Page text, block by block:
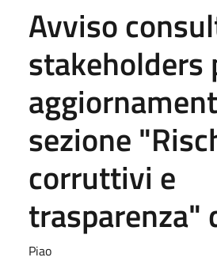
Avviso
stakeholders
sezione
corruttivi e
trasparenza"
Piao